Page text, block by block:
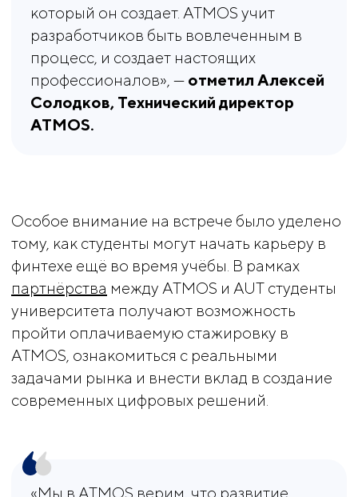
который он создает. ATMOS учит
разработчиков быть вовлеченным в
процесс, и создает настоящих
профессионалов», — отметил Алексей
Солодков, Технический директор
ATMOS.
Особое внимание на встрече было уделено
тому, как студенты могут начать карьеру в
финтехе ещё во время учёбы. В рамках
партнёрства между ATMOS и AUT студенты
университета получают возможность
пройти оплачиваемую стажировку в
ATMOS, ознакомиться с реальными
задачами рынка и внести вклад в создание
современных цифровых решений.
«Мы в ATMOS верим, что развитие